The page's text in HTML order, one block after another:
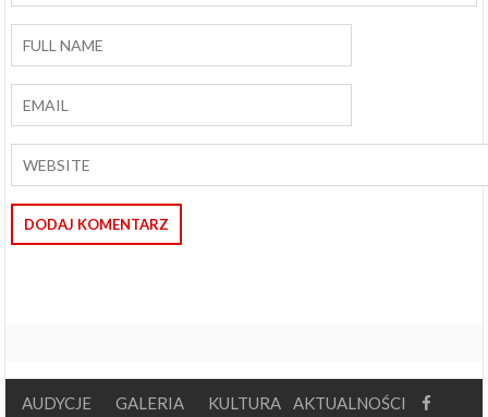
AUDYCJE
GALERIA
KULTURA
AKTUALNOŚCI